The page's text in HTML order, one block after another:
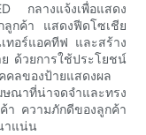
กลางแจ้งเพื่อแสดง
ลูกค้า แสดงฟีดโซเชีย
ทอร์แอคทีฟ และสร้าง
ด้วยการใช้ประโยชน์
คลของป้ายแสดงผล
ณาที่น่าจดจำและทรง
า ความภักดีของลูกค้า
าแน่น